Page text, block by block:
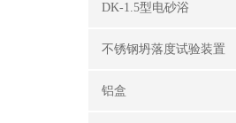
DK-1.5型电砂浴
不锈钢坍落度试验装置
铝盒